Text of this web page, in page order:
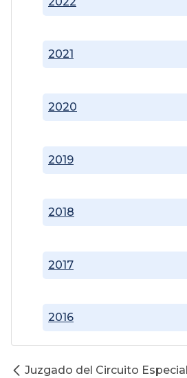
2016
2017
2018
2019
2020
2021
Juzgado del Circuito